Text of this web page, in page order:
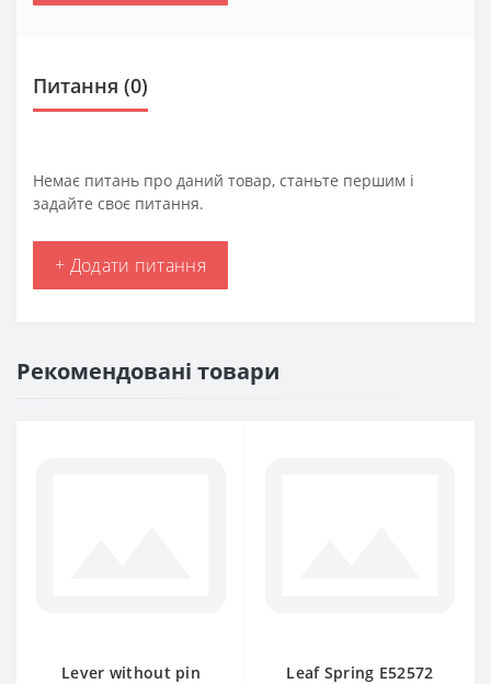
Питання (0)
Немає питань про даний товар, станьте першим і
задайте своє питання.
+ Додати питання
Рекомендовані товари
Lever without pin
Leaf Spring E52572